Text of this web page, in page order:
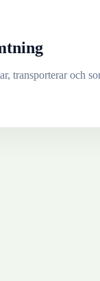
transporterar och